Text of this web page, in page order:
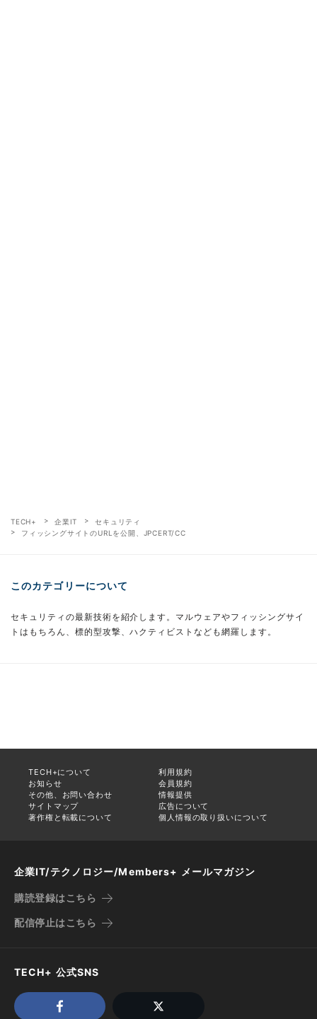
TECH+ 企業IT
セキュリティ
フィッシングサイトのURLを公開、JPCERT/CC
このカテゴリーについて
セキュリティの最新技術を紹介します。マルウェアやフィッシングサイ
トはもちろん、標的型攻撃、ハクティビストなども網羅します。
TECH+について
利用規約
お知らせ
会員規約
その他、お問い合わせ
情報提供
サイトマップ
広告について
著作権と転載について
個人情報の取り扱いについて
企業IT/テクノロジー/Members+ メールマガジン
購読登録はこちら
配信停止はこちら
TECH+ 公式SNS